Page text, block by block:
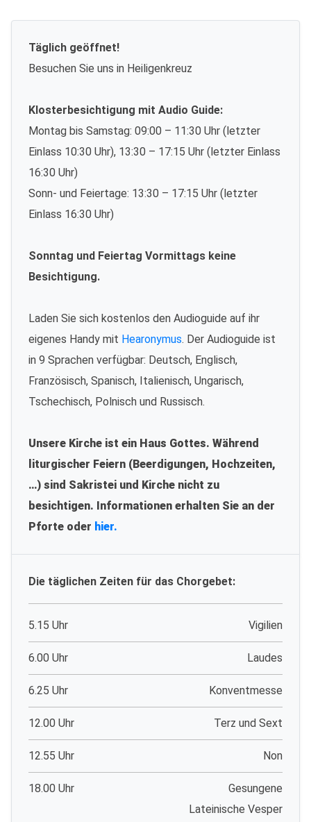
Täglich geöffnet!
Besuchen Sie uns in Heiligenkreuz
Klosterbesichtigung mit Audio Guide:
Montag bis Samstag: 09:00 – 11:30 Uhr (letzter
Einlass 10:30 Uhr), 13:30 – 17:15 Uhr (letzter Einlass
16:30 Uhr)
Sonn- und Feiertage: 13:30 – 17:15 Uhr (letzter
Einlass 16:30 Uhr)
Sonntag und Feiertag Vormittags keine
Besichtigung.
Laden Sie sich kostenlos den Audioguide auf ihr
eigenes Handy mit Hearonymus. Der Audioguide ist
in 9 Sprachen verfügbar: Deutsch, Englisch,
Französisch, Spanisch, Italienisch, Ungarisch,
Tschechisch, Polnisch und Russisch.
Unsere Kirche ist ein Haus Gottes. Während
liturgischer Feiern (Beerdigungen, Hochzeiten,
…) sind Sakristei und Kirche nicht zu
besichtigen. Informationen erhalten Sie an der
Pforte oder hier.
Die täglichen Zeiten für das Chorgebet:
5.15 Uhr Vigilien
6.00 Uhr Laudes
6.25 Uhr Konventmesse
12.00 Uhr Terz und Sext
12.55 Uhr Non
18.00 Uhr
Gesungene
Lateinische Vesper